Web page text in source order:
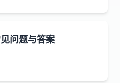
问题与答案